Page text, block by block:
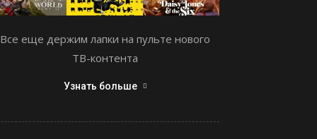
Все еще держим лапки на пульте нового
ТВ-контента
Узнать больше